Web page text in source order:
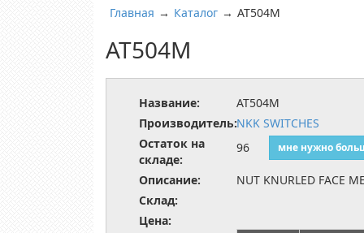
Главная → Каталог → AT504M
AT504M
Название:
AT504M
Производитель:NKK SWITCHES
Остаток на
складе:
96 мне нужно
Описание:
NUT KNURLED FACE
Склад:
Цена: